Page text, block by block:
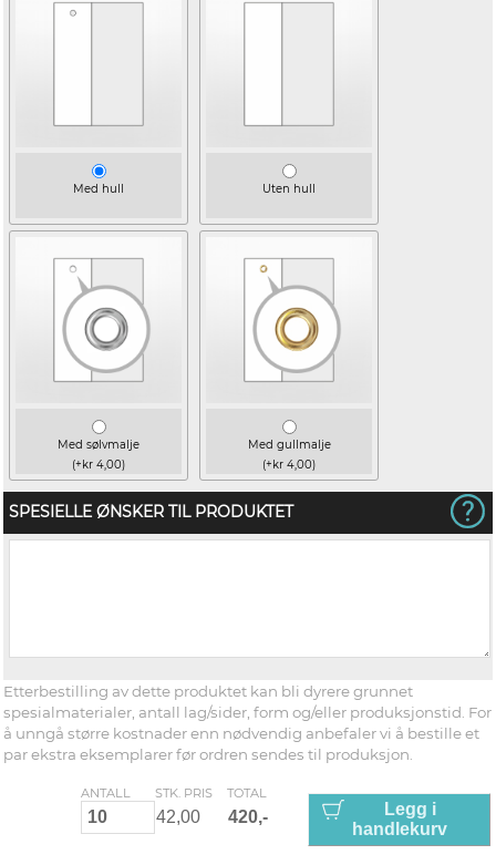
Med hull Uten hull
Med sølvmalje
(+kr 4,00)
Med gullmalje
(+kr 4,00)
SPESIELLE ØNSKER TIL PRODUKTET
Etterbestilling av dette produktet kan bli dyrere grunnet
spesialmaterialer, antall lag/sider, form og/eller produksjonstid. For
å unngå større kostnader enn nødvendig anbefaler vi å bestille et
par ekstra eksemplarer før ordren sendes til produksjon.
ANTALL STK. PRIS TOTAL
Legg i
handlekurv